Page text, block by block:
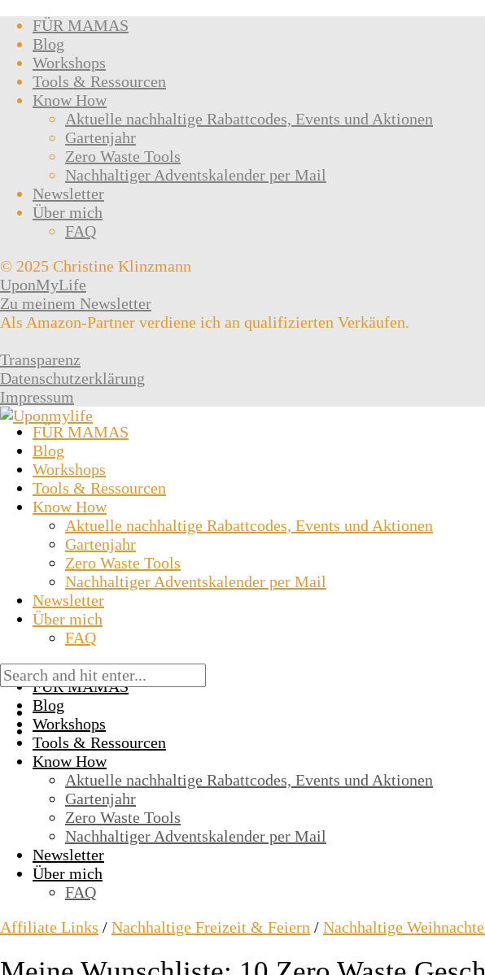
FÜR MAMAS
Blog
Workshops
Tools & Ressourcen
Know How
Aktuelle nachhaltige Rabattcodes, Events und Aktionen
Gartenjahr
Zero Waste Tools
Nachhaltiger Adventskalender per Mail
Newsletter
Über mich
FAQ
© 2025 Christine Klinzmann
UponMyLife
Zu meinem Newsletter
Als Amazon-Partner verdiene ich an qualifizierten Verkäufen.
Transparenz
Datenschutzerklärung
Impressum
FÜR MAMAS
Blog
Workshops
Tools & Ressourcen
Know How
Aktuelle nachhaltige Rabattcodes, Events und Aktionen
Gartenjahr
Zero Waste Tools
Nachhaltiger Adventskalender per Mail
Newsletter
Über mich
FAQ
FÜR MAMAS
Blog
Workshops
Tools & Ressourcen
Know How
Aktuelle nachhaltige Rabattcodes, Events und Aktionen
Gartenjahr
Zero Waste Tools
Nachhaltiger Adventskalender per Mail
Newsletter
Über mich
FAQ
Affiliate Links / Nachhaltige Freizeit & Feiern / Nachhaltige